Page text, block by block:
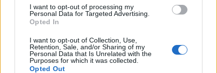
I want to opt-out of processing my
Personal Data for Targeted Advertising.
Opted In
I want to opt-out of Collection, Use,
Retention, Sale, and/or Sharing of my
Personal Data that Is Unrelated with the
Purposes for which it was collected.
Opted Out